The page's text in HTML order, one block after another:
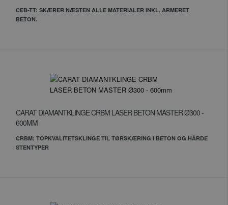
CEB-TT: SKÆRER NÆSTEN ALLE MATERIALER INKL. ARMERET
BETON.
CARAT DIAMANTKLINGE CRBM LASER BETON MASTER Ø300 -
600MM
CRBM: TOPKVALITETSKLINGE TIL TØRSKÆRING I BETON OG HÅRDE
STENTYPER